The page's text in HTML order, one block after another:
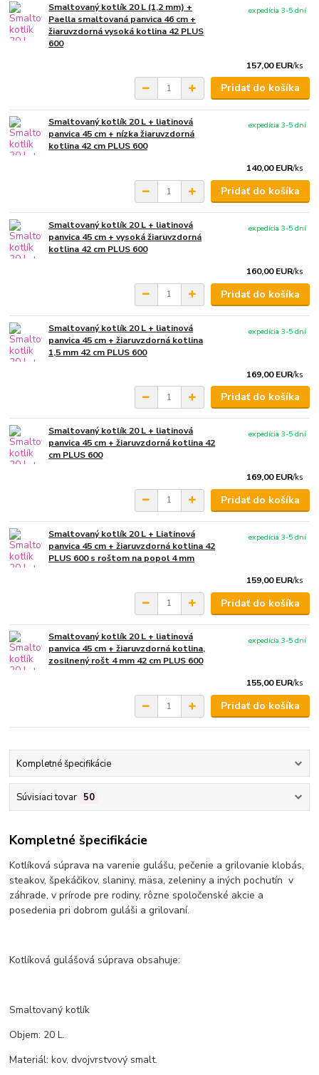
Smaltovaný kotlík 20 L (1,2 mm) +
Paella smaltovaná panvica 46 cm +
žiaruvzdorná vysoká kotlina 42 PLUS
600
157,00 EUR/ks
expedícia 3-5 dní
Pridať do košíka
Smaltovaný kotlík 20 L + liatinová
panvica 45 cm + nízka žiaruvzdorná
kotlina 42 cm PLUS 600
140,00 EUR/ks
expedícia 3-5 dní
Pridať do košíka
Smaltovaný kotlík 20 L + liatinová
panvica 45 cm + vysoká žiaruvzdorná
kotlina 42 cm PLUS 600
160,00 EUR/ks
expedícia 3-5 dní
Pridať do košíka
Smaltovaný kotlík 20 L + liatinová
panvica 45 cm + žiaruvzdorná kotlina
1,5 mm 42 cm PLUS 600
169,00 EUR/ks
expedícia 3-5 dní
Pridať do košíka
Smaltovaný kotlík 20 L + liatinová
panvica 45 cm + žiaruvzdorná kotlina 42
cm PLUS 600
169,00 EUR/ks
expedícia 3-5 dní
Pridať do košíka
Smaltovaný kotlík 20 L + Liatinová
panvica 45 cm + žiaruvzdorná kotlina 42
PLUS 600 s roštom na popol 4 mm
159,00 EUR/ks
expedícia 3-5 dní
Pridať do košíka
Smaltovaný kotlík 20 L + liatinová
panvica 45 cm + žiaruvzdorná kotlina,
zosilnený rošt 4 mm 42 cm PLUS 600
155,00 EUR/ks
expedícia 3-5 dní
Pridať do košíka
Kompletné špecifikácie
Súvisiaci tovar 50
Kompletné špecifikácie
Kotlíková súprava na varenie gulášu, pečenie a grilovanie klobás,
steakov, špekáčikov, slaniny, mäsa, zeleniny a iných pochutín v
záhrade, v prírode pre rodiny, rôzne spoločenské akcie a
posedenia pri dobrom guláši a grilovaní.
Kotlíková gulášová súprava obsahuje:
Smaltovaný kotlík
Objem: 20 L.
Materiál: kov, dvojvrstvový smalt.